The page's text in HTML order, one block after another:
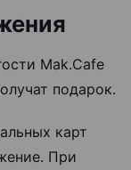
Mak.Cafe
подарок.
карт
При